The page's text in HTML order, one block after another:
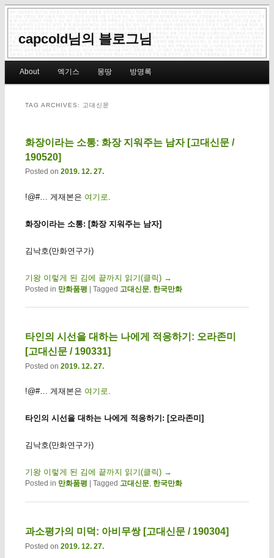
capcold님의 블로그님
Skip to primary content
Skip to secondary content
About 엑기스 몽땅 방명록
TAG ARCHIVES: 고대신문
화장이라는 소통: 화장 지워주는 남자 [고대신문 /
190520]
Posted on 2019. 12. 27.
!@#… 게재본은 여기로
화장이라는 소통: [화장 지워주는 남자]
김낙호(만화연구가)
기왕 이렇게 된 김에 끝까지 읽기(클릭) →
Posted in 만화품평 Tagged 고대신문, 한국만화
타인의 시선을 대하는 나에게 적응하기: 오라존미
[고대신문 / 190331]
Posted on 2019. 12. 27.
!@#… 게재본은 여기로.
타인의 시선을 대하는 나에게 적응하기: [오라존미]
김낙호(만화연구가)
기왕 이렇게 된 김에 끝까지 읽기(클릭) →
Posted in 만화품평 Tagged 고대신문, 한국만화
과소평가의 미덕: 아비무쌍 [고대신문 / 190304]
Posted on 2019. 12. 27.